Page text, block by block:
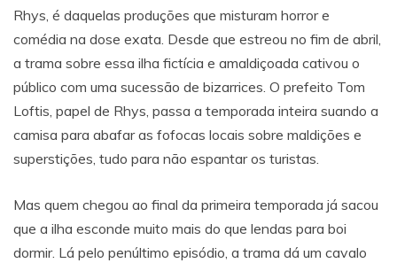
Rhys, é daquelas produções que misturam horror e
comédia na dose exata. Desde que estreou no fim de abril,
a trama sobre essa ilha fictícia e amaldiçoada cativou o
público com uma sucessão de bizarrices. O prefeito Tom
Loftis, papel de Rhys, passa a temporada inteira suando a
camisa para abafar as fofocas locais sobre maldições e
superstições, tudo para não espantar os turistas.
Mas quem chegou ao final da primeira temporada já sacou
que a ilha esconde muito mais do que lendas para boi
dormir. Lá pelo penúltimo episódio, a trama dá um cavalo